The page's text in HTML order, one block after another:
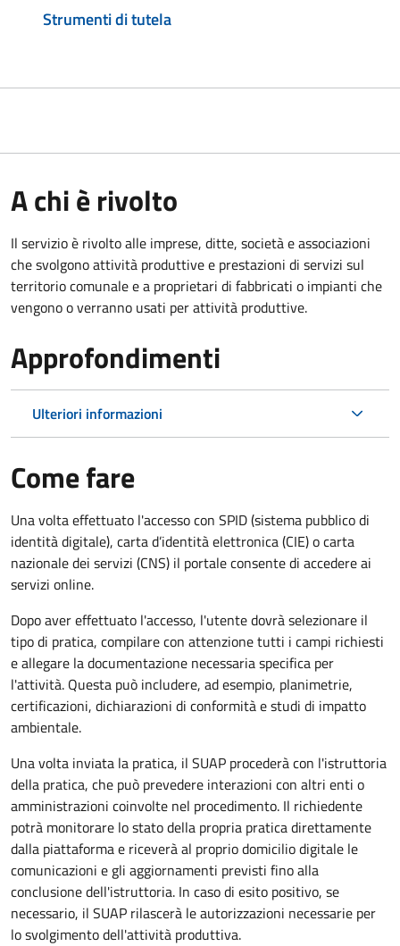
Strumenti di tutela
A chi è rivolto
Il servizio è rivolto alle imprese, ditte, società e associazioni
che svolgono attività produttive e prestazioni di servizi sul
territorio comunale e a proprietari di fabbricati o impianti che
vengono o verranno usati per attività produttive.
Approfondimenti
Ulteriori informazioni
Come fare
Una volta effettuato l'accesso con SPID (sistema pubblico di
identità digitale), carta d’identità elettronica (CIE) o carta
nazionale dei servizi (CNS) il portale consente di accedere ai
servizi online.
Dopo aver effettuato l'accesso, l'utente dovrà selezionare il
tipo di pratica, compilare con attenzione tutti i campi richiesti
e allegare la documentazione necessaria specifica per
l'attività. Questa può includere, ad esempio, planimetrie,
certificazioni, dichiarazioni di conformità e studi di impatto
ambientale.
Una volta inviata la pratica, il SUAP procederà con l'istruttoria
della pratica, che può prevedere interazioni con altri enti o
amministrazioni coinvolte nel procedimento. Il richiedente
potrà monitorare lo stato della propria pratica direttamente
dalla piattaforma e riceverà al proprio domicilio digitale le
comunicazioni e gli aggiornamenti previsti fino alla
conclusione dell'istruttoria. In caso di esito positivo, se
necessario, il SUAP rilascerà le autorizzazioni necessarie per
lo svolgimento dell'attività produttiva.